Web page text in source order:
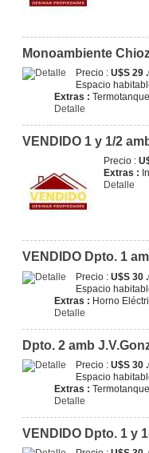
Monoambiente
Precio : U$S 29
Espacio
Extras :
Detalle
VENDIDO 1 y 1/2
Precio :
Extras :
Detalle
VENDIDO Dpto. 1
Precio : U$S 30
Espacio
Extras : Horno
Detalle
Dpto. 2 amb
Precio : U$S 30
Espacio
Extras :
Detalle
VENDIDO Dpto. 1 y